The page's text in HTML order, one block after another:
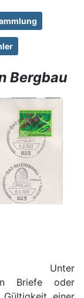
Bergbau
Unter
Briefe oder